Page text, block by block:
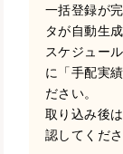
一括登録が
タが自動生
スケジュー
に「手配実
ださい。
取り込み後
認してくださ